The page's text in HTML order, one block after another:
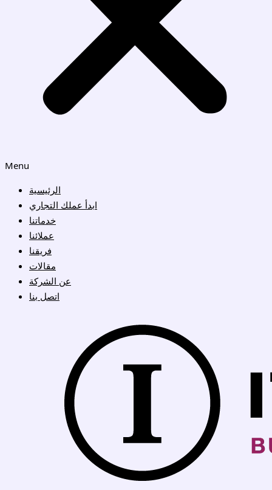
Menu
الرئيسية
ابدأ عملك التجاري
خدماتنا
عملائنا
فريقنا
مقالات
عن الشركة
اتصل بنا